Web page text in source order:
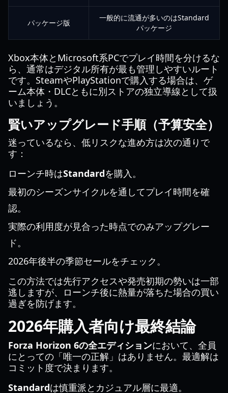
パッケージ版
一般的に流通が多いのはStandard
パッケージ
Xbox本体とMicrosoft系PCでプレイ時間を分けるな
ら、通常はデジタル所有が最も管理しやすいルート
です。SteamやPlayStationで購入する場合は、ゲ
ーム本体・DLCともに別ストアの独立導線として扱
いましょう。
賢いアップグレード手順（予算安全）
迷っているなら、低リスクな進め方は次の通りで
す：
ローンチ時はStandardを購入。
最初のシーズンサイクルを通してプレイ時間を確
認。
実際の利用度が見合った時点でのみアップグレー
ド。
2026年後半の季節セールをチェック。
この方法では先行アクセスや発売初期の勢いは一部
逃しますが、ローンチ後に熱量が落ちた場合の買い
過ぎを防げます。
2026年購入者向け最終結論
Forza Horizon 6の全エディションにおいて、全員
にとっての「唯一の正解」はありません。最適解は
コミット度で決まります。
Standardは慎重派とカジュアル層に最適。